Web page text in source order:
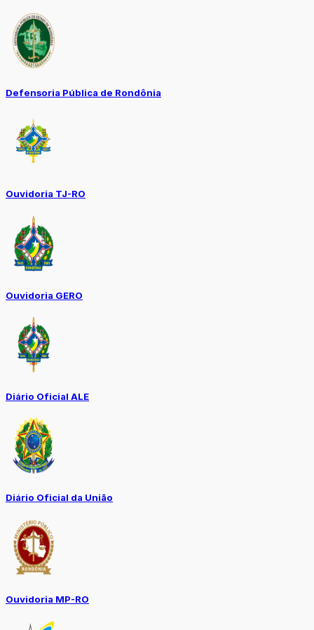
Defensoria Pública de Rondônia
Ouvidoria TJ-RO
Ouvidoria GERO
Diário Oficial ALE
Diário Oficial da União
Ouvidoria MP-RO